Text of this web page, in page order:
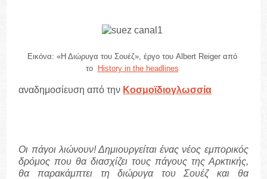
Εικόνα: «Η Διώρυγα του Σουέζ», έργο του Albert Reiger από
το
History in the headlines
αναδημοσίευση από την Κοσμοϊδιογλωσσία
Οι πάγοι λιώνουν! Δημιουργείται ένας νέος εμπορικός
δρόμος που θα διασχίζει τους πάγους της Αρκτικής,
θα παρακάμπτει τη διώρυγα του Σουέζ και θα